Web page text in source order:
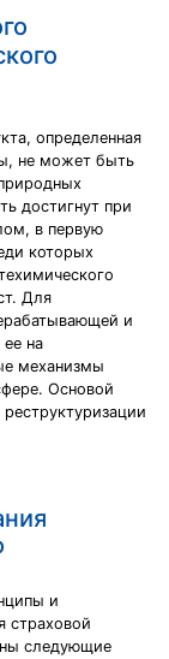
определенная
не может быть
достигнут при
в первую
которых
Для
и
на
механизмы
Основой
и
страховой
следующие